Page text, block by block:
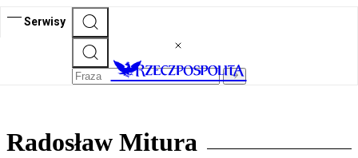
Serwisy
Radosław Mitura